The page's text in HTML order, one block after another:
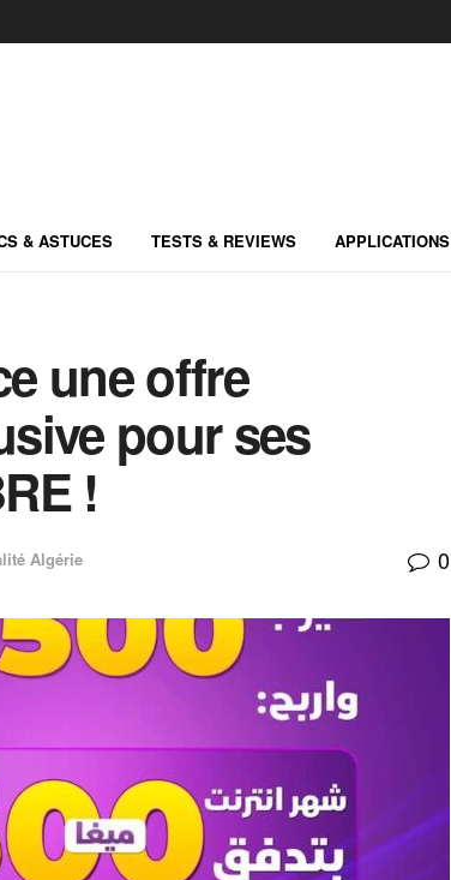
& ASTUCES TESTS & REVIEWS APPLICATIONS
une offre
pour ses
!
Algérie 0